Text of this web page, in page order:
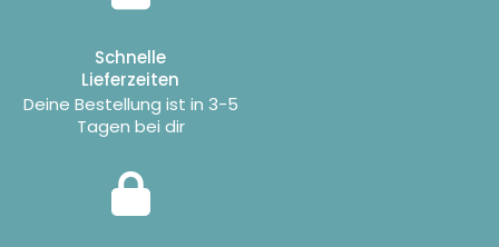
Schnelle
Lieferzeiten
Deine Bestellung ist in 3-5
Tagen bei dir